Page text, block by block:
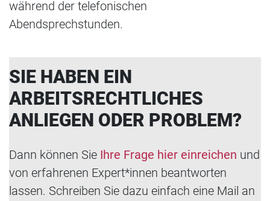
während der telefonischen
Abendsprechstunden.
SIE HABEN EIN
ARBEITSRECHTLICHES
ANLIEGEN ODER PROBLEM?
Dann können Sie Ihre Frage hier einreichen und
von erfahrenen Expert*innen beantworten
lassen. Schreiben Sie dazu einfach eine Mail an